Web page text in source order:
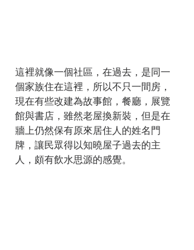
這裡就像一個社區，在過去，是同一
個家族住在這裡，所以不只一間房，
現在有些改建為故事館，餐廳，展覽
館與書店，雖然老屋換新裝，但是在
牆上仍然保有原來居住人的姓名門
牌，讓民眾得以知曉屋子過去的主
人，頗有飲水思源的感覺。